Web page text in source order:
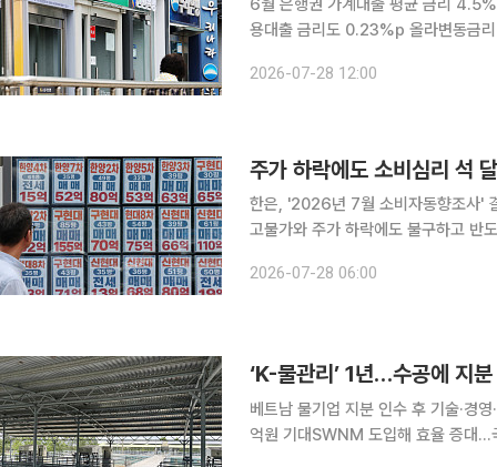
6월 은행권 가계대출 평균 금리
용대출 금리도 0.23%p 올라변동금리
른 데다 상대적으로 금리가 높은 일반
2026-07-28 12:00
주가 하락에도 소비심리 석
한은, '2026년 7월 소비자동향조사' 결과 발표 7월 소비심리지수가 석 달 연
고물가와 주가 하락에도 불구하고 반
2026-07-28 06:00
‘K-물관리’ 1년…수공에 지
베트남 물기업 지분 인수 후 기술·
억원 기대SWNM 도입해 효율 증대…국내기업 3사 동